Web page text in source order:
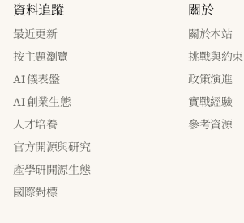
資料追蹤
最近更新
按主題瀏覽
AI 儀表盤
AI 創業生態
人才培養
官方開源與研究
產學研開源生態
國際對標
關於
關於本站
挑戰與約束
政策演進
實戰經驗
參考資源